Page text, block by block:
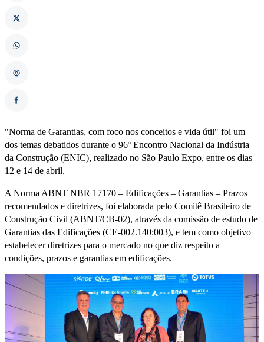
"Norma de Garantias, com foco nos conceitos e vida útil" foi um
dos temas debatidos durante o 96º Encontro Nacional da Indústria
da Construção (ENIC), realizado no São Paulo Expo, entre os dias
12 e 14 de abril.
A Norma ABNT NBR 17170 – Edificações – Garantias – Prazos
recomendados e diretrizes, foi elaborada pelo Comitê Brasileiro de
Construção Civil (ABNT/CB-02), através da comissão de estudo de
Garantias das Edificações (CE-002.140:003), e tem como objetivo
estabelecer diretrizes para o mercado no que diz respeito a
condições, prazos e garantias em edificações.